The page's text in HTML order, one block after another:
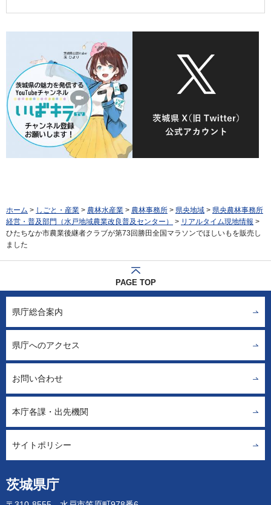
ホーム > しごと・産業 > 農林水産業 > 農林事務所 > 県央地域 > 県央農林事務所
経営・普及部門（水戸地域農業改良普及センター）
> リアルタイム現地情報 >
ひたちなか市農業後継者クラブが第73回勝田全国マラソンでほしいもを販売し
ました
PAGE TOP
茨城県庁
県庁総合案内
県庁へのアクセス
お問い合わせ
本庁各課・出先機関
サイトポリシー